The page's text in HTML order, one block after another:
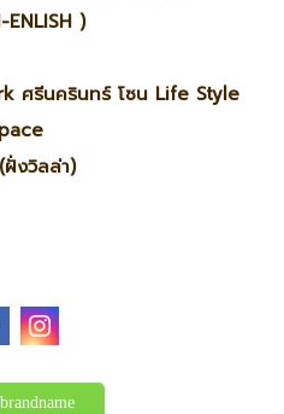
ENLISH )
ศรีนครินทร์ โซน Life Style
งวิลล่า)